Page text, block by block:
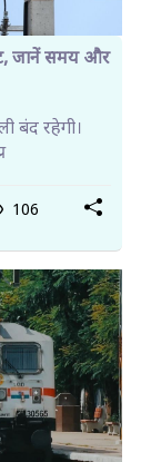
जानें समय और
बंद रहेगी।
106